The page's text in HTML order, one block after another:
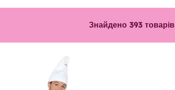
Знайдено 393товарів